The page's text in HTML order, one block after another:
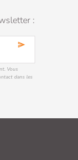
:
send
Vous
dans les